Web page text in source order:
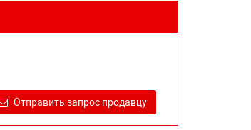
Отправить запрос продавцу